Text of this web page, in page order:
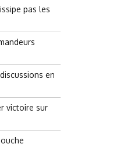
pas les
en
victoire sur